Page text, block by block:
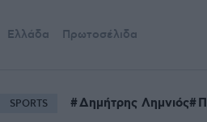
Ελλάδα Πρωτοσέλιδα
SPORTS Δημήτρης Λημνιός